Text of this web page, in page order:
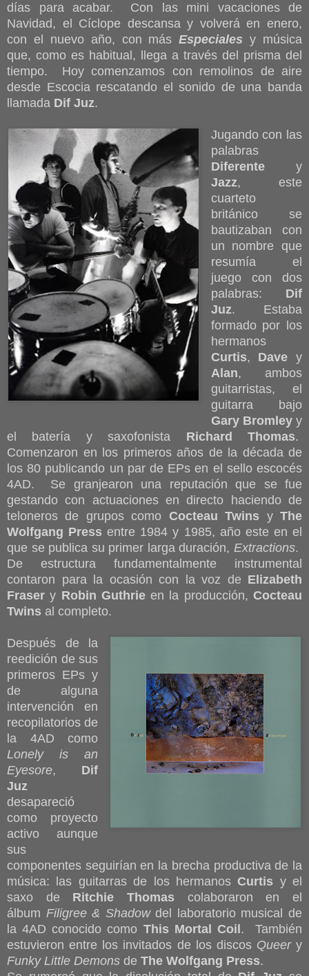
días para acabar. Con las mini vacaciones de
Navidad, el Cíclope descansa y volverá en enero,
con el nuevo año, con másEspeciales y música
que, como es habitual, llega a través del prisma del
tiempo. Hoy comenzamos con remolinos de aire
desde Escocia rescatando el sonido de una banda
llamada Dif Juz.
Jugando con las
palabras
Diferentey
Jazz, este
cuarteto
británico se
bautizaban con
un nombre que
resumía el
juego con dos
palabras: Dif
Juz. Estaba
formado por los
hermanos
Curtis, Davey
Alan, ambos
guitarristas, el
guitarra bajo
Gary Bromleyy
el batería y saxofonista Richard Thomas.
Comenzaron en los primeros años de la década de
los 80 publicando un par de EPs en el sello escocés
4AD. Se granjearon una reputación que se fue
gestando con actuaciones en directo haciendo de
teloneros de grupos como Cocteau Twins yThe
Wolfgang Press entre 1984 y 1985, año este en el
que se publica su primer larga duración, Extractions.
De estructura fundamentalmente instrumental
contaron para la ocasión con la voz de Elizabeth
Fraser y Robin Guthrieen la producción,Cocteau
Twins al completo.
Después de la
reedición de sus
primeros EPs y
de alguna
intervención en
recopilatorios de
la 4AD como
Lonely is an
Eyesore, Dif
Juz
desapareció
como proyecto
activo aunque
sus
componentes seguirían en la brecha productiva de la
música: las guitarras de los hermanosCurtis y el
saxo de Ritchie Thomas colaboraron en el
álbum Filigree & Shadowdel laboratorio musical de
la 4AD conocido como This Mortal Coil . También
estuvieron entre los invitados de los discos Queery
Funky Little Demons de The Wolfgang Press.